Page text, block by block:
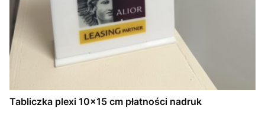
Tabliczka plexi 10x15 cm płatności nadruk